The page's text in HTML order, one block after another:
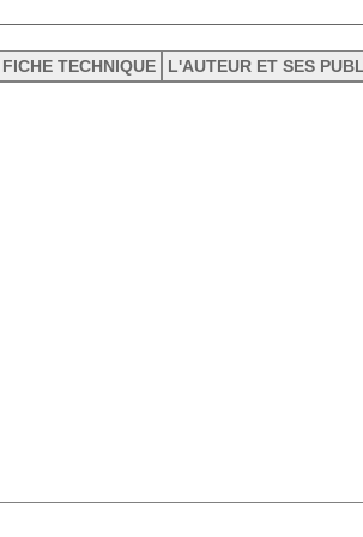
FICHE TECHNIQUE L'AUTEUR ET SES